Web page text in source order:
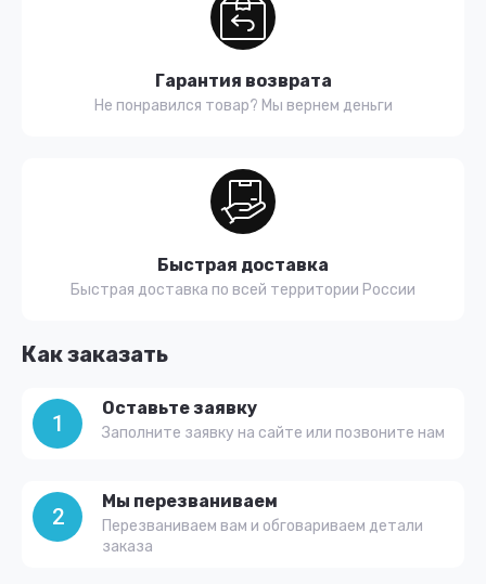
Как заказать
1
Оставьте заявку
Заполните заявку на сайте или позвоните нам
2
Мы перезваниваем
Перезваниваем вам и обговариваем детали
заказа
Гарантия возврата
Не понравился товар? Мы вернем деньги
Быстрая доставка
Быстрая доставка по всей территории России